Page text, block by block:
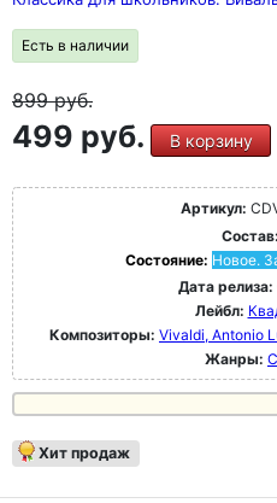
Есть в наличии
899руб.
499 руб. В корзину
Артикул:
Состав:
Состояние: Новое.
Дата релиза:
Лейбл:
Композиторы: Vivaldi, Antonio
Жанры:
Хит продаж